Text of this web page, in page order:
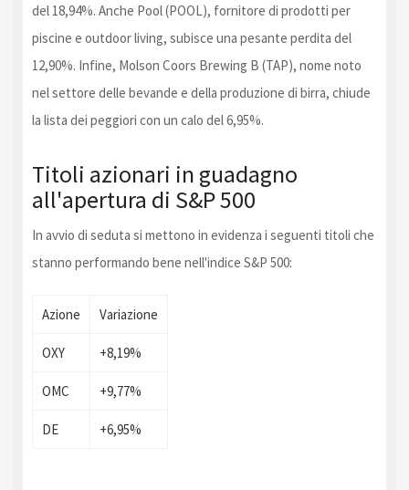
del 18,94%. Anche Pool (POOL), fornitore di prodotti per
piscine e outdoor living, subisce una pesante perdita del
12,90%. Infine, Molson Coors Brewing B (TAP), nome noto
nel settore delle bevande e della produzione di birra, chiude
la lista dei peggiori con un calo del 6,95%.
Titoli azionari in guadagno
all'apertura di S&P 500
In avvio di seduta si mettono in evidenza i seguenti titoli che
stanno performando bene nell'indice S&P 500:
Azione Variazione
OXY +8,19%
OMC +9,77%
DE +6,95%